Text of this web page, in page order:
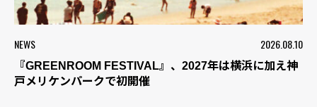
NEWS 2026.08.10
『GREENROOM FESTIVAL』、2027年は横浜に加え神
戸メリケンパークで初開催